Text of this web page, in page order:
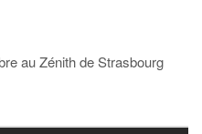
au Zénith de Strasbourg